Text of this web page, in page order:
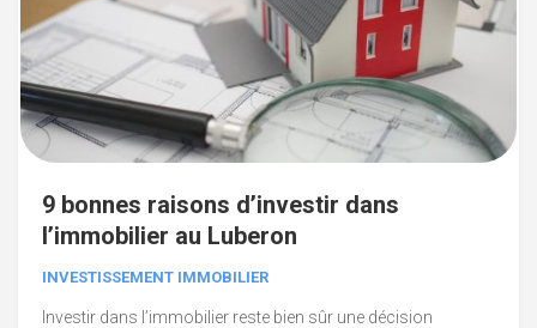
9 bonnes raisons d’investir dans
l’immobilier au Luberon
INVESTISSEMENT IMMOBILIER
Investir dans l’immobilier reste bien sûr une décision